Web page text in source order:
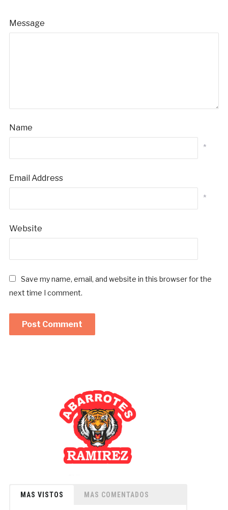
Message
Name
*
Email Address
*
Website
Save my name, email, and website in this browser for the
next time I comment.
MAS VISTOS MAS COMENTADOS